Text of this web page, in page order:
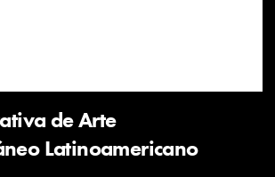
de Arte
Latinoamericano